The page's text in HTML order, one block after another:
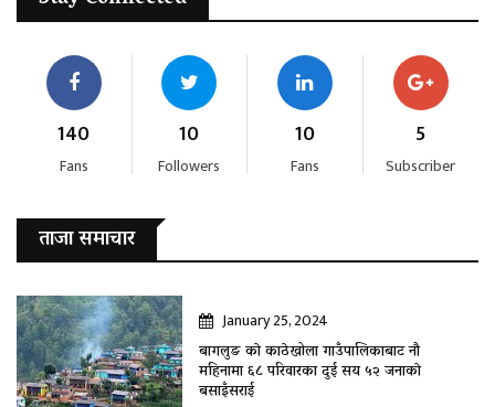
140
Fans
10
Followers
10
Fans
5
Subscriber
ताजा समाचार
January 25, 2024
बागलुङ काे काठेखोला गाउँपालिकाबाट नौ
महिनामा ६८ परिवारका दुई सय ५२ जनाकाे
बसाइँसराई